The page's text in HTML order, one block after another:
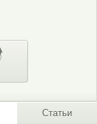
Статьи